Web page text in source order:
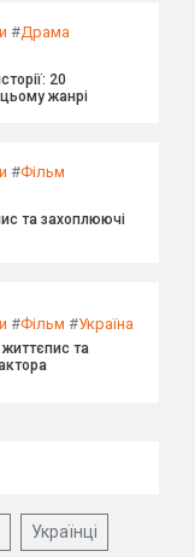
#Драма
20
жанрі
#Фільм
та захоплюючі
#Фільм #Україна
та
Українці